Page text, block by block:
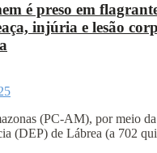
é preso em
injúria e lesão
(PC-AM), por meio
(DEP) de Lábrea (a 702